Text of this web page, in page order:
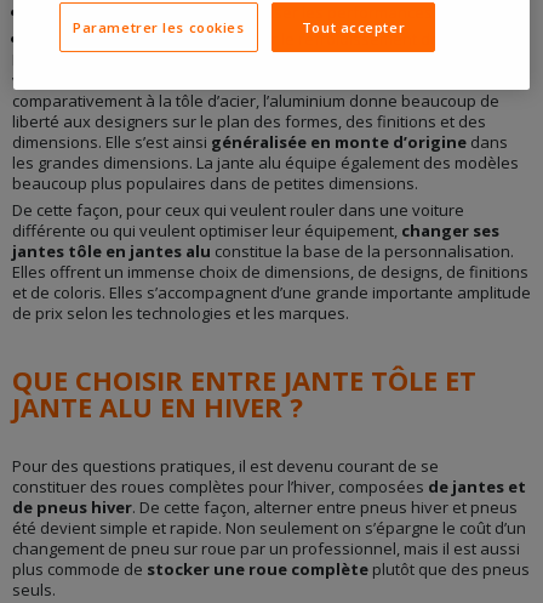
Une meilleure rigidité pour optimiser les performances en virage
Un dessin permettant d’améliorer le refroidissement des freins.
Peu à peu, elle s’est imposéeen série ou en optionsur les
véhicules haut de gamme. Elle y a ajouté le critère esthétique puisque,
comparativement à la tôle d’acier, l’aluminium donne beaucoup de
liberté aux designers sur le plan des formes, des finitions et des
dimensions. Elle s’est ainsi généralisée en monte d’origine dans
les grandes dimensions. La jante alu équipe également des modèles
beaucoup plus populaires dans de petites dimensions.
De cette façon, pour ceux qui veulent rouler dans une voiture
différente ou qui veulent optimiser leur équipement, changer ses
jantes tôle en jantes alu constitue la base de la personnalisation.
Elles offrent un immense choix de dimensions, de designs, de finitions
et de coloris. Elles s’accompagnent d’une grande importante amplitude
de prix selon les technologies et les marques.
QUE CHOISIR ENTRE JANTE TÔLE ET
JANTE ALU EN HIVER ?
Pour des questions pratiques, il est devenu courant de se
constituer des roues complètes pour l’hiver, composées de jantes et
de pneus hiver. De cette façon, alterner entre pneus hiver et pneus
été devient simple et rapide. Non seulement on s’épargne le coût d’un
changement de pneu sur roue par un professionnel, mais il est aussi
plus commode de stocker une roue complète plutôt que des pneus
seuls.
Parametrer les cookies Tout accepter